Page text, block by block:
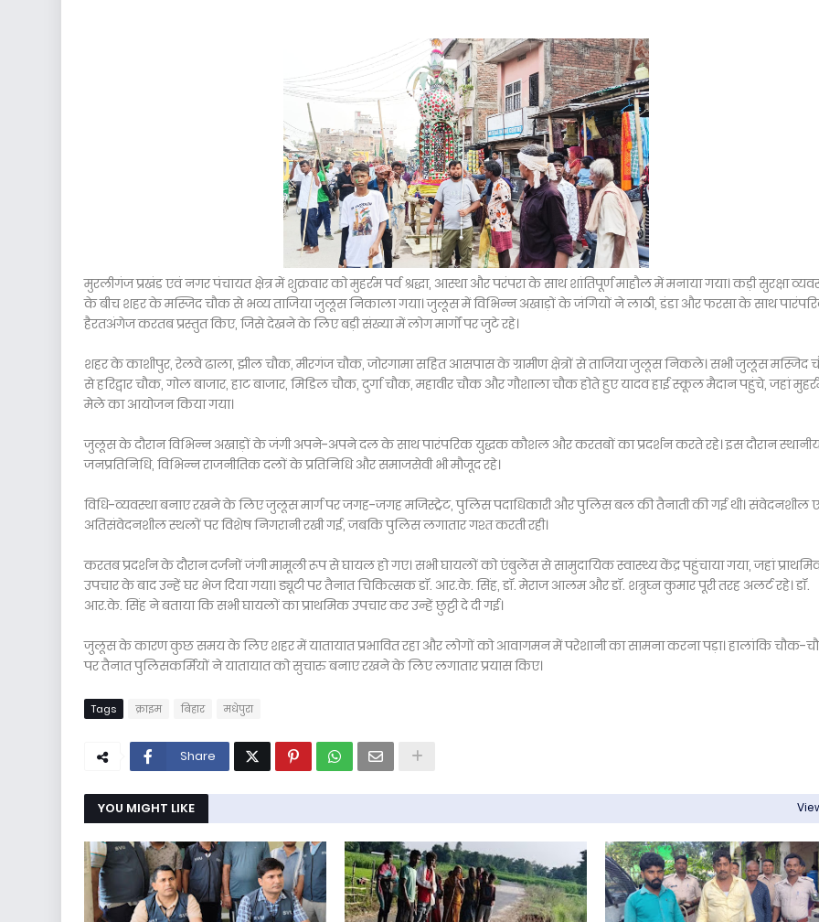
मुरलीगंज प्रखंड एवं नगर पंचायत क्षेत्र में शुक्रवार को मुहर्रम पर्व श्रद्धा, आस्था और परंपरा के साथ शांतिपूर्ण माहौल में मनाया गया। कड़ी सुरक्षा
के बीच शहर के मस्जिद चौक से भव्य ताजिया जुलूस निकाला गया। जुलूस में विभिन्न अखाड़ों के जंगियों ने लाठी, डंडा और फरसा के साथ
हैरतअंगेज करतब प्रस्तुत किए, जिसे देखने के लिए बड़ी संख्या में लोग मार्गों पर जुटे रहे।
शहर के काशीपुर, रेलवे ढाला, झील चौक, मीरगंज चौक, जोरगामा सहित आसपास के ग्रामीण क्षेत्रों से ताजिया जुलूस निकले। सभी जुलूस मस्जिद
से हरिद्वार चौक, गोल बाजार, हाट बाजार, मिडिल चौक, दुर्गा चौक, महावीर चौक और गौशाला चौक होते हुए यादव हाई स्कूल मैदान पहुंचे, जहां
मेले का आयोजन किया गया।
जुलूस के दौरान विभिन्न अखाड़ों के जंगी अपने-अपने दल के साथ पारंपरिक युद्धक कौशल और करतबों का प्रदर्शन करते रहे। इस दौरान
जनप्रतिनिधि, विभिन्न राजनीतिक दलों के प्रतिनिधि और समाजसेवी भी मौजूद रहे।
विधि-व्यवस्था बनाए रखने के लिए जुलूस मार्ग पर जगह-जगह मजिस्ट्रेट, पुलिस पदाधिकारी और पुलिस बल की तैनाती की गई थी। संवेदनशील
अतिसंवेदनशील स्थलों पर विशेष निगरानी रखी गई, जबकि पुलिस लगातार गश्त करती रही।
करतब प्रदर्शन के दौरान दर्जनों जंगी मामूली रूप से घायल हो गए। सभी घायलों को एंबुलेंस से सामुदायिक स्वास्थ्य केंद्र पहुंचाया गया, जहां
उपचार के बाद उन्हें घर भेज दिया गया। ड्यूटी पर तैनात चिकित्सक डॉ. आर.के. सिंह, डॉ. मेराज आलम और डॉ. शत्रुघ्न कुमार पूरी तरह अलर्ट रहे। डॉ.
आर.के. सिंह ने बताया कि सभी घायलों का प्राथमिक उपचार कर उन्हें छुट्टी दे दी गई।
जुलूस के कारण कुछ समय के लिए शहर में यातायात प्रभावित रहा और लोगों को आवागमन में परेशानी का सामना करना पड़ा। हालांकि चौक-
पर तैनात पुलिसकर्मियों ने यातायात को सुचारु बनाए रखने के लिए लगातार प्रयास किए।
Tags क्राइम बिहार मधेपुरा
Share
YOU MIGHT LIKE